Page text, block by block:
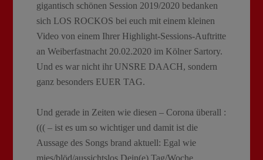
gigantisch schönen Session 2019/2020 bedanken
sich LOS ROCKOS bei euch mit einem kleinen
Video von einem Ihrer Highlight-Sessions-Auftritte
an Weiberfastnacht 20.02.2020 im Kölner Sartory.
Und es war nicht ihr UNSRE DAACH, sondern
ganz besonders EUER TAG.
Und gerade in Zeiten wie diesen – Corona überall :
((( – ist es um so wichtiger und damit ist die
Aussage des Songs brand aktuell: Egal wie